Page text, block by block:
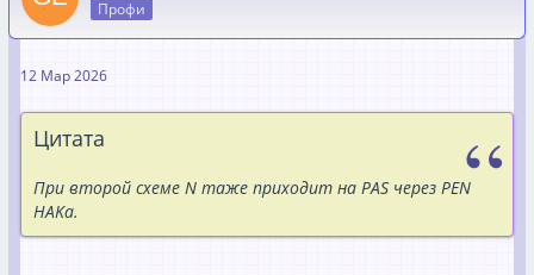
Профи
12 Мар 2026
Цитата
При второй схеме N таже приходит на PAS через PEN
HAKа.